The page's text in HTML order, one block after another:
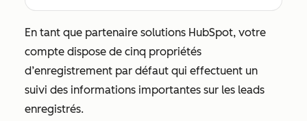
En tant que partenaire solutions HubSpot, votre
compte dispose de cinq propriétés
d’enregistrement par défaut qui effectuent un
suivi des informations importantes sur les leads
enregistrés.